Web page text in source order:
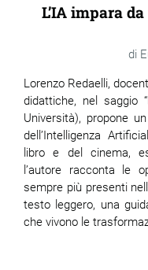
L’IA impara
Lorenzo Redaelli,
didattiche, nel saggio
Università), propone
dell’Intelligenza
libro e del cinema,
l’autore racconta le
sempre più presenti
testo leggero, una
che vivono le